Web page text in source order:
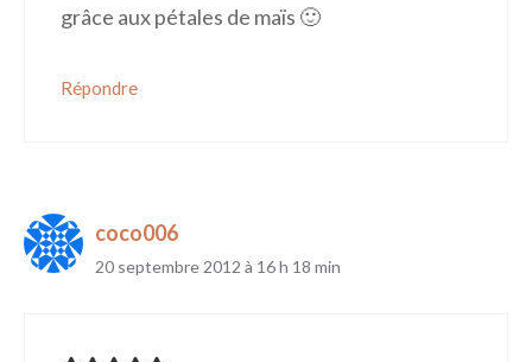
grâce aux pétales de maïs 🙂
Répondre
coco006
20 septembre 2012 à 16 h 18 min